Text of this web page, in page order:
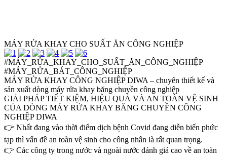
MÁY RỬA KHAY CHO SUẤT ĂN CÔNG NGHIỆP
#MÁY_RỬA_KHAY_CHO_SUẤT_ĂN_CÔNG_NGHIỆP
#MÁY_RỬA_BÁT_CÔNG_NGHIỆP
MÁY RỬA KHAY CÔNG NGHIỆP DIWA – chuyên thiết kế và
sản xuất dòng máy rửa khay băng chuyền công nghiệp
GIẢI PHÁP TIẾT KIỆM, HIỆU QUẢ VÀ AN TOÀN VỆ SINH
CỦA DÒNG MÁY RỬA KHAY BĂNG CHUYỀN CÔNG
NGHIỆP DIWA
👉 Nhất đang vào thời điểm dịch bệnh Covid đang diễn biến phức
tạp thì vấn đề an toàn vệ sinh cho công nhân là rất quan trọng.
👉 Các công ty trong nước và ngoài nước đánh giá cao về an toàn